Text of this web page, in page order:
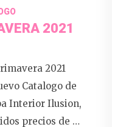
2021
2021
Catalogo de
Interior Ilusion,
precios de …